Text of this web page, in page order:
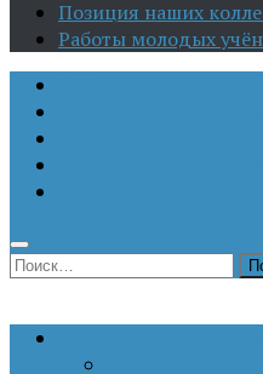
Позиция наших
Работы молодых
Найти: